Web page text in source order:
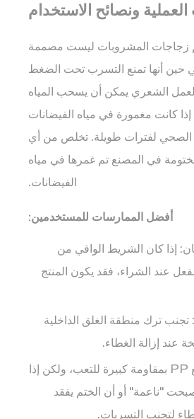
العملية ونصائح الاستخدام
زجاجات المشروبات ليست مصممة
أنها تمنع التسرب تحت الضغط
العمل الشعري يمكن أن يسحب المياه
إذا كانت مغمورة في مياه الفيضانات
لفترات طويلة. تخلص من أي
في المصنع تم غمرها في مياه
الفيضانات.
أفضل الممارسات للمستخدمين:
إذا كان الشريط الواقي من
عند الشراء، فقد يكون المنتج
تجنب ترك منطقة الغلق الداخلية
عند إزالة الغطاء.
يتمتع PP بمقاومة كبيرة للتعب، ولكن إذا
"ناعمة" أو أن الختم يفقد
لتجنب التسربات.